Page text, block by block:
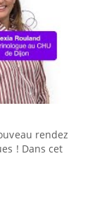
rendez-
! Dans cet